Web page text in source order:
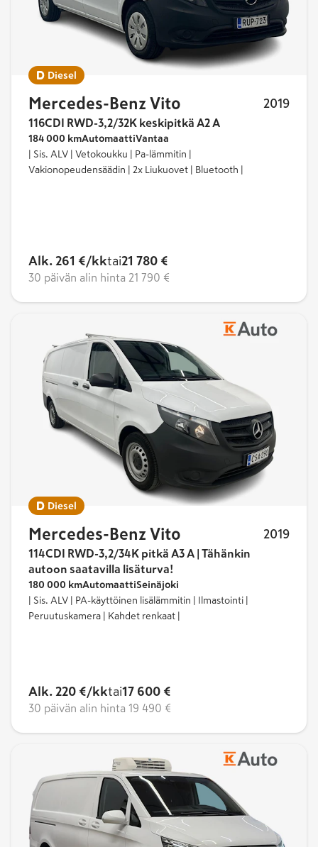
Diesel
Mercedes-Benz Vito 2019
116CDI RWD-3,2/32K keskipitkä A2 A
184 000 kmAutomaattiVantaa
| Sis. ALV | Vetokoukku | Pa-lämmitin |
Vakionopeudensäädin | 2x Liukuovet | Bluetooth |
Alk. 261 €/kktai21 780 €
30 päivän alin hinta 21 790 €
Diesel
Mercedes-Benz Vito 2019
114CDI RWD-3,2/34K pitkä A3 A | Tähänkin
autoon saatavilla lisäturva!
180 000 kmAutomaattiSeinäjoki
| Sis. ALV | PA-käyttöinen lisälämmitin | Ilmastointi |
Peruutuskamera | Kahdet renkaat |
Alk. 220 €/kktai17 600 €
30 päivän alin hinta 19 490 €